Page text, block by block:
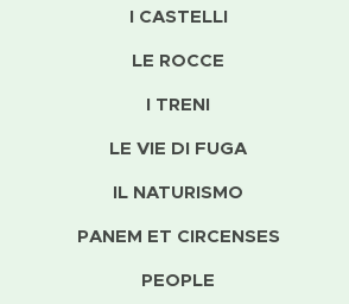
I CASTELLI
LE ROCCE
I TRENI
LE VIE DI FUGA
IL NATURISMO
PANEM ET CIRCENSES
PEOPLE